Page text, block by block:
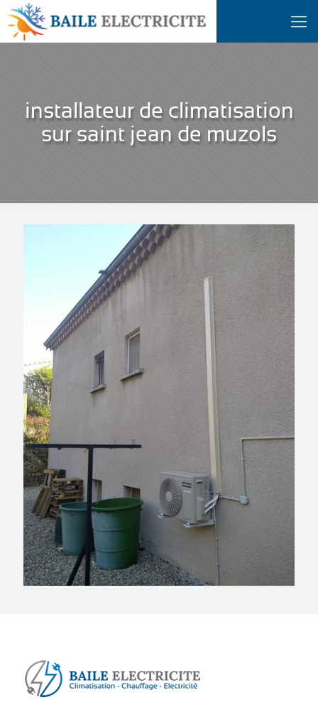
installateur de climatisation
sur saint jean de muzols